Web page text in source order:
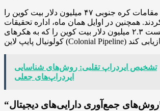
در اواخر ماه ژوئن، مقامات کره جنوبی ۴۷ میلیون دلار بیت کوین را
همچنین در اوایل همان ماه، اداره تحقیقات
فدرال آمریکا توانست ۲.۳ میلیون دلار بیت کوین را که به هکرهای
تشخیص ایردراپ تقلبی: روش‌های شناسایی
ایردراپ‌های جعلی